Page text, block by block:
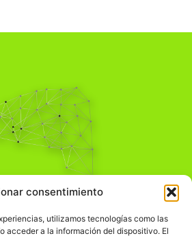
consentimiento
utilizamos tecnologías como las
acceder a la información del dispositivo. El
Crítico
el mundo para transformarlo.